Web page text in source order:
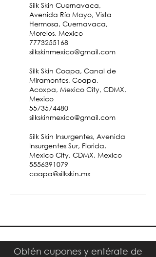
Silk Skin Cuernavaca,
Avenida Río Mayo, Vista
Hermosa, Cuernavaca,
Morelos, Mexico
7773255168
silkskinmexico@gmail.com
Silk Skin Coapa, Canal de
Miramontes, Coapa,
Acoxpa, Mexico City, CDMX,
Mexico
5573574480
silkskinmexico@gmail.com
Silk Skin Insurgentes, Avenida
Insurgentes Sur, Florida,
Mexico City, CDMX, Mexico
5556391079
coapa@silkskin.mx
Obtén cupones y entérate de